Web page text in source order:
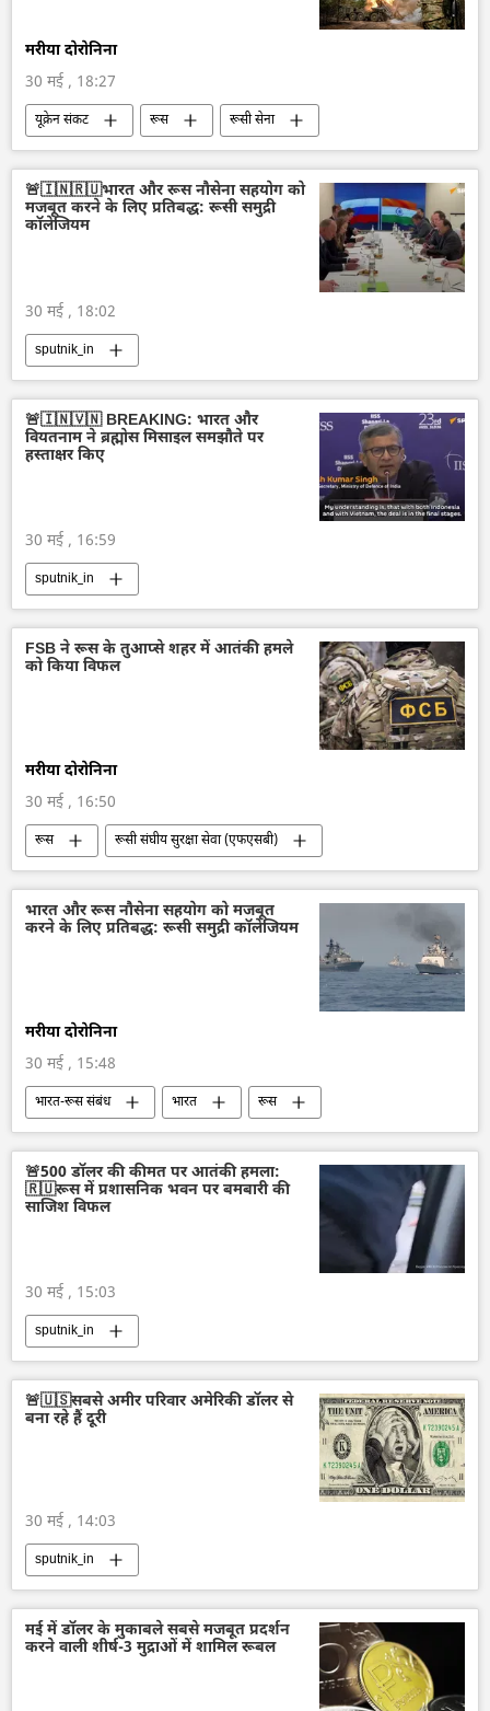
मरीया दोरोनिना
30 मई , 18:27
यूक्रेन संकट रूस
रूसी सेना
यूक्रेन
यूक्रेन सशस्त्र बल
विशेष सैन्य अभियान
राष्ट्रीय सुरक्षा
रक्षा मंत्रालय (MoD)
🚨🇮🇳🇷🇺भारत और रूस नौसेना सहयोग को
मजबूत करने के लिए प्रतिबद्ध: रूसी समुद्री
कॉलेजियम
30 मई , 18:02
sputnik_in
🚨🇮🇳🇻🇳 BREAKING: भारत और
वियतनाम ने ब्रह्मोस मिसाइल समझौते पर
हस्ताक्षर किए
30 मई , 16:59
sputnik_in
FSB ने रूस के तुआप्से शहर में आतंकी हमले
को किया विफल
मरीया दोरोनिना
30 मई , 16:50
रूस
रूसी संघीय सुरक्षा सेवा (एफएसबी)
आतंकी समूह
आतंकी हमले
आतंकी संगठन
आतंकवाद
यूक्रेन संकट
भारत और रूस नौसेना सहयोग को मजबूत
करने के लिए प्रतिबद्ध: रूसी समुद्री कॉलेजियम
मरीया दोरोनिना
30 मई , 15:48
भारत-रूस संबंध भारत
रूस
द्विपक्षीय रिश्ते
द्विपक्षीय व्यापार
व्लादिमीर पुतिन
भारतीय नौसेना
रूसी नौसेना
🚨500 डॉलर की कीमत पर आतंकी हमला:
🇷🇺रूस में प्रशासनिक भवन पर बमबारी की
साजिश विफल
30 मई , 15:03
sputnik_in
🚨🇺🇸सबसे अमीर परिवार अमेरिकी डॉलर से
बना रहे हैं दूरी
30 मई , 14:03
sputnik_in
मई में डॉलर के मुकाबले सबसे मजबूत प्रदर्शन
करने वाली शीर्ष-3 मुद्राओं में शामिल रूबल